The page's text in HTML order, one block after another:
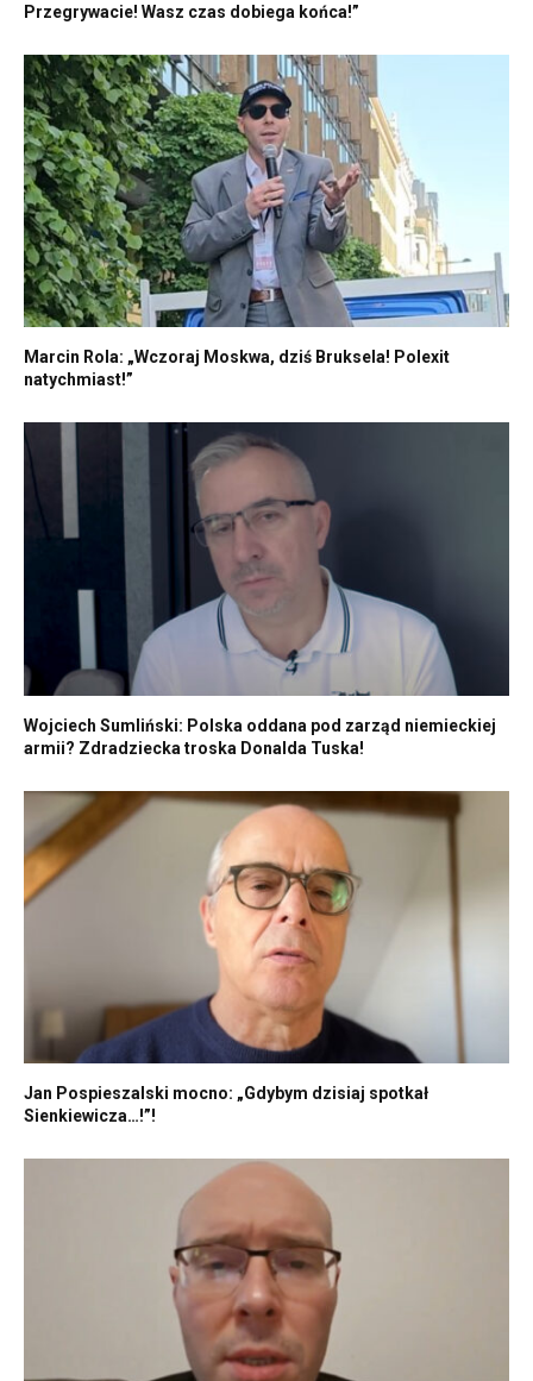
Przegrywacie! Wasz czas dobiega końca!”
Marcin Rola: „Wczoraj Moskwa, dziś Bruksela! Polexit
natychmiast!”
Wojciech Sumliński: Polska oddana pod zarząd niemieckiej
armii? Zdradziecka troska Donalda Tuska!
Jan Pospieszalski mocno: „Gdybym dzisiaj spotkał
Sienkiewicza…!”!